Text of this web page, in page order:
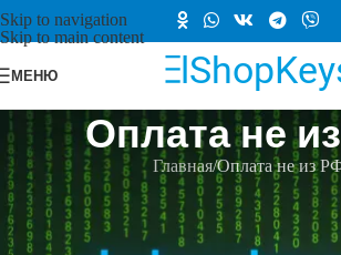
Skip to navigation
Skip to main content
МЕНЮ
Оплата не
Главная Оплата не из
Введите сумму из заказа в пересчете на
на
этой странице ) и произведите оплату.